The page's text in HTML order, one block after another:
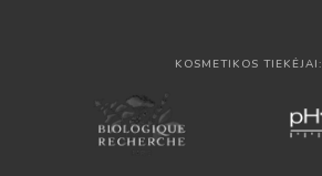
KOSMETIKOS TIEKĖJAI: